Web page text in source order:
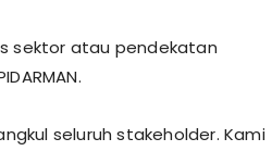
sektor atau pendekatan
seluruh stakeholder. Kami